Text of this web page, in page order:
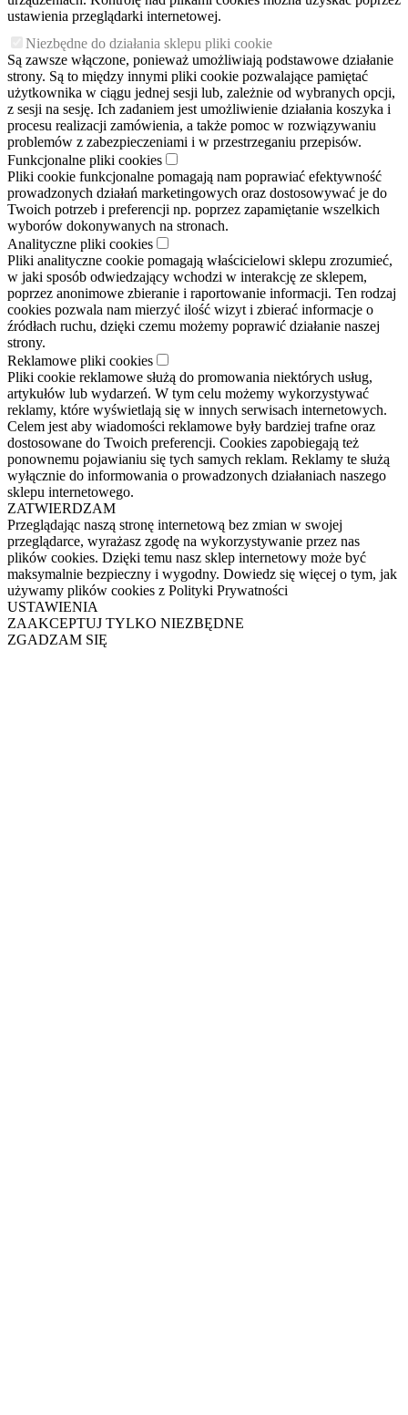
ustawienia przeglądarki internetowej.
Niezbędne do działania sklepu pliki cookie
Są zawsze włączone, ponieważ umożliwiają podstawowe działanie
strony. Są to między innymi pliki cookie pozwalające pamiętać
użytkownika w ciągu jednej sesji lub, zależnie od wybranych opcji,
z sesji na sesję. Ich zadaniem jest umożliwienie działania koszyka i
procesu realizacji zamówienia, a także pomoc w rozwiązywaniu
problemów z zabezpieczeniami i w przestrzeganiu przepisów.
Funkcjonalne pliki cookies
Pliki cookie funkcjonalne pomagają nam poprawiać efektywność
prowadzonych działań marketingowych oraz dostosowywać je do
Twoich potrzeb i preferencji np. poprzez zapamiętanie wszelkich
wyborów dokonywanych na stronach.
Analityczne pliki cookies
Pliki analityczne cookie pomagają właścicielowi sklepu zrozumieć,
w jaki sposób odwiedzający wchodzi w interakcję ze sklepem,
poprzez anonimowe zbieranie i raportowanie informacji. Ten rodzaj
cookies pozwala nam mierzyć ilość wizyt i zbierać informacje o
źródłach ruchu, dzięki czemu możemy poprawić działanie naszej
strony.
Reklamowe pliki cookies
Pliki cookie reklamowe służą do promowania niektórych usług,
artykułów lub wydarzeń. W tym celu możemy wykorzystywać
reklamy, które wyświetlają się w innych serwisach internetowych.
Celem jest aby wiadomości reklamowe były bardziej trafne oraz
dostosowane do Twoich preferencji. Cookies zapobiegają też
ponownemu pojawianiu się tych samych reklam. Reklamy te służą
wyłącznie do informowania o prowadzonych działaniach naszego
sklepu internetowego.
ZATWIERDZAM
Przeglądając naszą stronę internetową bez zmian w swojej
przeglądarce, wyrażasz zgodę na wykorzystywanie przez nas
plików cookies. Dzięki temu nasz sklep internetowy może być
maksymalnie bezpieczny i wygodny. Dowiedz się więcej o tym, jak
używamy plików cookies z Polityki Prywatności
USTAWIENIA
ZAAKCEPTUJ TYLKO NIEZBĘDNE
ZGADZAM SIĘ